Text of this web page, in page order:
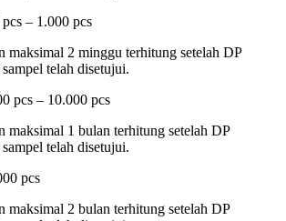
– 1.000 pcs
maksimal 2 minggu terhitung setelah DP
telah disetujui.
pcs – 10.000 pcs
maksimal 1 bulan terhitung setelah DP
telah disetujui.
pcs
maksimal 2 bulan terhitung setelah DP